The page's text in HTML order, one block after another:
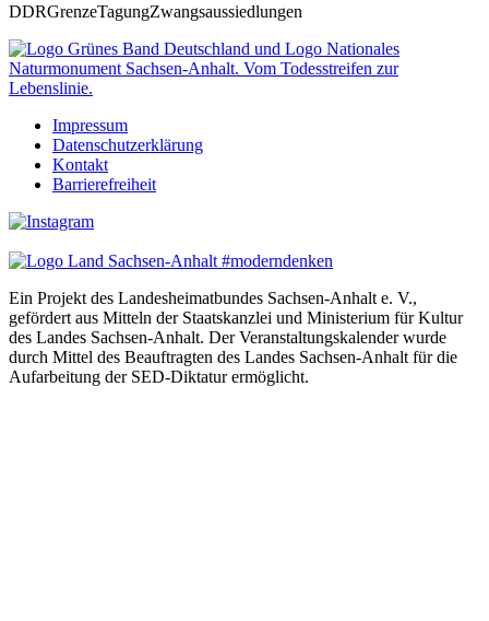
DDRGrenzeTagungZwangsaussiedlungen
Impressum
Datenschutzerklärung
Kontakt
Barrierefreiheit
Ein Projekt des Landesheimatbundes Sachsen-Anhalt e. V.,
gefördert aus Mitteln der Staatskanzlei und Ministerium für Kultur
des Landes Sachsen-Anhalt. Der Veranstaltungskalender wurde
durch Mittel des Beauftragten des Landes Sachsen-Anhalt für die
Aufarbeitung der SED-Diktatur ermöglicht.